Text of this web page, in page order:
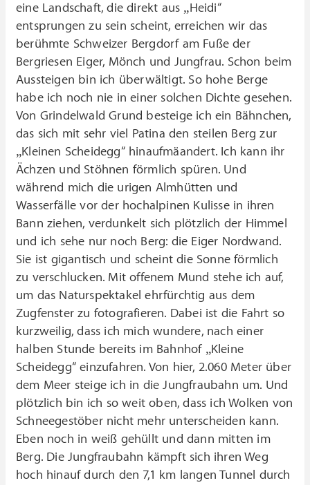
eine Landschaft, die direkt aus „Heidi“
entsprungen zu sein scheint, erreichen wir das
berühmte Schweizer Bergdorf am Fuße der
Bergriesen Eiger, Mönch und Jungfrau. Schon beim
Aussteigen bin ich überwältigt. So hohe Berge
habe ich noch nie in einer solchen Dichte gesehen.
Von Grindelwald Grund besteige ich ein Bähnchen,
das sich mit sehr viel Patina den steilen Berg zur
„Kleinen Scheidegg“ hinaufmäandert. Ich kann ihr
Ächzen und Stöhnen förmlich spüren. Und
während mich die urigen Almhütten und
Wasserfälle vor der hochalpinen Kulisse in ihren
Bann ziehen, verdunkelt sich plötzlich der Himmel
und ich sehe nur noch Berg: die Eiger Nordwand.
Sie ist gigantisch und scheint die Sonne förmlich
zu verschlucken. Mit offenem Mund stehe ich auf,
um das Naturspektakel ehrfürchtig aus dem
Zugfenster zu fotografieren. Dabei ist die Fahrt so
kurzweilig, dass ich mich wundere, nach einer
halben Stunde bereits im Bahnhof „Kleine
Scheidegg“ einzufahren. Von hier, 2.060 Meter über
dem Meer steige ich in die Jungfraubahn um. Und
plötzlich bin ich so weit oben, dass ich Wolken von
Schneegestöber nicht mehr unterscheiden kann.
Eben noch in weiß gehüllt und dann mitten im
Berg. Die Jungfraubahn kämpft sich ihren Weg
hoch hinauf durch den 7,1 km langen Tunnel durch